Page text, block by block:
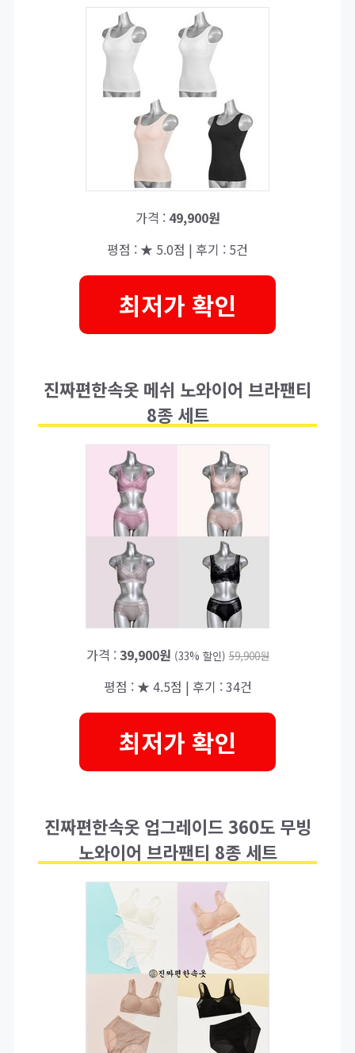
가격 : 49,900원
평점 : ★ 5.0점 | 후기 : 5건
최저가 확인
진짜편한속옷 메쉬 노와이어 브라팬티
8종 세트
가격 :39,900원 (33% 할인) 59,900원
평점 : ★ 4.5점 | 후기 : 34건
최저가 확인
진짜편한속옷 업그레이드 360도 무빙
노와이어 브라팬티 8종 세트